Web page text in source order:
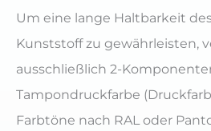
Um eine lange Haltbarkeit
Kunststoff zu gewährleisten,
ausschließlich 2-
Tampondruckfarbe
Farbtöne nach RAL oder